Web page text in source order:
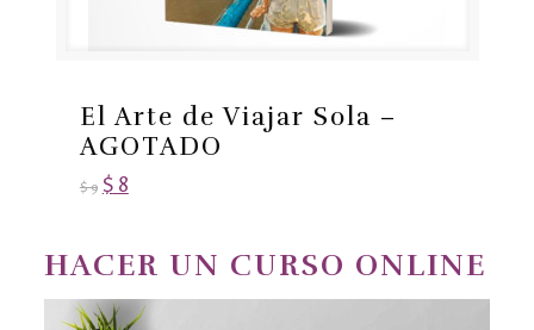
El Arte de Viajar Sola –
AGOTADO
$9 $8
HACER UN CURSO ONLINE